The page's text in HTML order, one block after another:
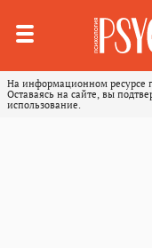
На информационном ресурсе
Оставаясь на сайте, вы
использование.